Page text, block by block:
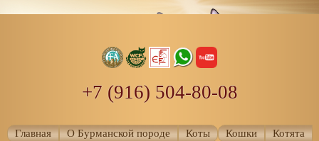
+7 (916) 504-80-08
Главная О Бурманской породе Коты Кошки
Котята